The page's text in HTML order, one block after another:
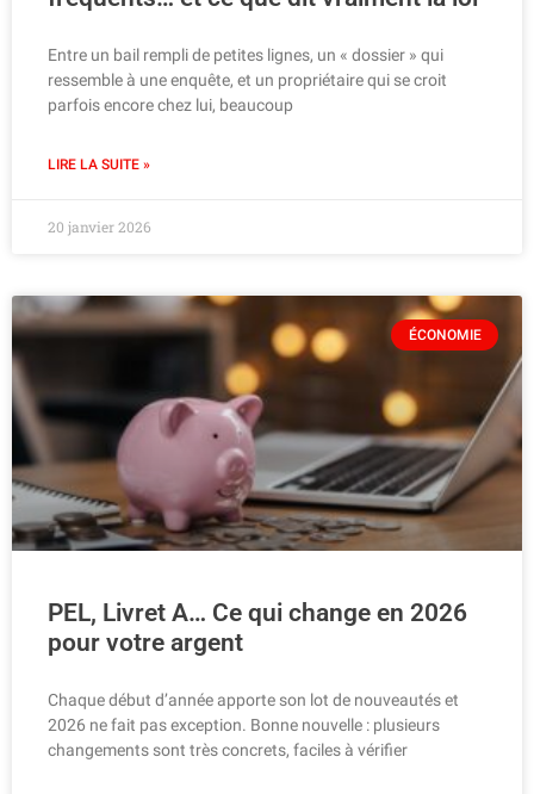
Entre un bail rempli de petites lignes, un « dossier » qui
ressemble à une enquête, et un propriétaire qui se croit
parfois encore chez lui, beaucoup
LIRE LA SUITE »
20 janvier 2026
ÉCONOMIE
PEL, Livret A… Ce qui change en 2026
pour votre argent
Chaque début d’année apporte son lot de nouveautés et
2026 ne fait pas exception. Bonne nouvelle : plusieurs
changements sont très concrets, faciles à vérifier